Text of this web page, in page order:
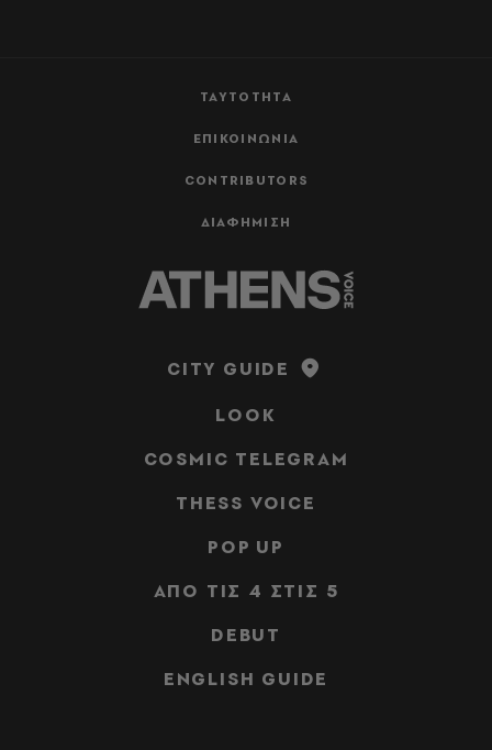
ΤΑΥΤΟΤΗΤΑ
ΕΠΙΚΟΙΝΩΝΙΑ
CONTRIBUTORS
ΔΙΑΦΗΜΙΣΗ
CITY GUIDE
LOOK
COSMIC TELEGRAM
THESS VOICE
POP UP
ΑΠΟ ΤΙΣ 4 ΣΤΙΣ 5
DEBUT
ENGLISH GUIDE